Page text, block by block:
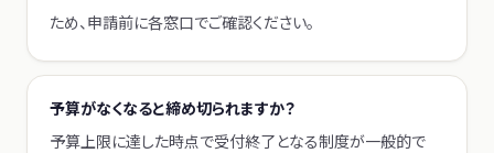
ため、申請前に各窓口でご確認ください。
予算がなくなると締め切られますか？
予算上限に達した時点で受付終了となる制度が一般的で